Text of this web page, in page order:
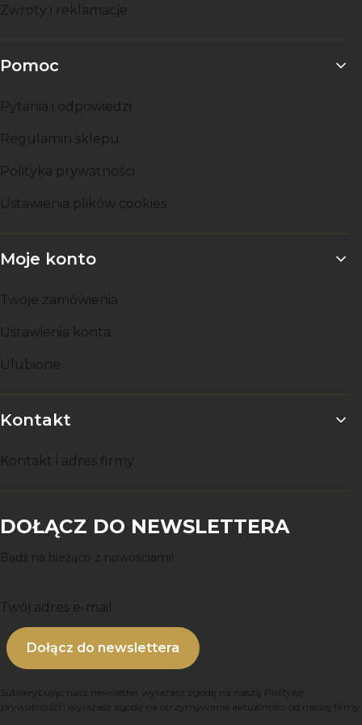
Zwroty i reklamacje
Pomoc
Pytania i odpowiedzi
Regulamin sklepu
Polityka prywatności
Ustawienia plików cookies
Moje konto
Twoje zamówienia
Ustawienia konta
Ulubione
Kontakt
Kontakt i adres firmy
DOŁĄCZ DO NEWSLETTERA
Bądź na bieżąco z nowościami!
Twój adres e-mail
Dołącz do newslettera
Subskrybując nasz newsletter wyrażasz zgodę na naszą Politykę
prywatności
i wyrażasz zgodę na otrzymywanie aktualności od naszej firmy.